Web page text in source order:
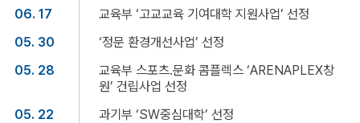
06. 17
교육부 ‘고교교육 기여대학 지원사업’ 선정
05. 30
‘정문 환경개선사업’ 선정
05. 28
교육부 스포츠․문화 콤플렉스 ‘ARENAPLEX창
원’ 건립사업 선정
05. 22
과기부 ‘SW중심대학’ 선정